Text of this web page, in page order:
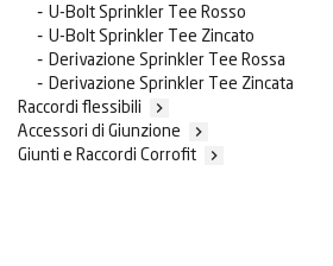
U-Bolt Sprinkler Tee Rosso
U-Bolt Sprinkler Tee Zincato
Derivazione Sprinkler Tee Rossa
Derivazione Sprinkler Tee Zincata
Raccordi flessibili

Accessori di Giunzione 
Giunti e Raccordi Corrofit 